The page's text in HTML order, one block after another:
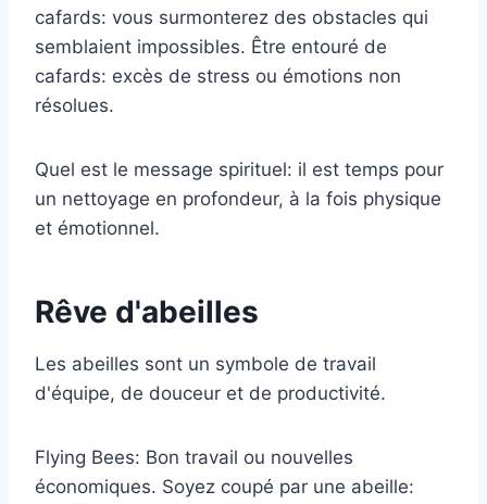
cafards: vous surmonterez des obstacles qui
semblaient impossibles. Être entouré de
cafards: excès de stress ou émotions non
résolues.
Quel est le message spirituel: il est temps pour
un nettoyage en profondeur, à la fois physique
et émotionnel.
Rêve d'abeilles
Les abeilles sont un symbole de travail
d'équipe, de douceur et de productivité.
Flying Bees: Bon travail ou nouvelles
économiques. Soyez coupé par une abeille: